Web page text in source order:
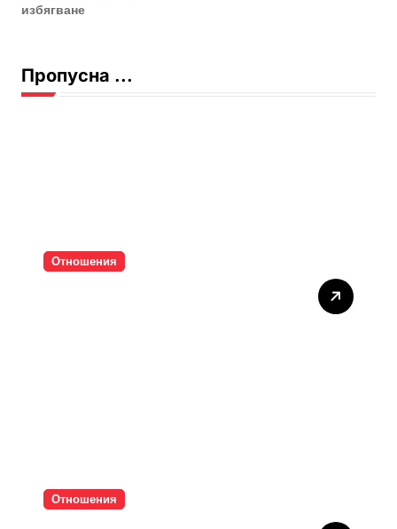
избягване
Пропусна ...
Отношения
Отношения